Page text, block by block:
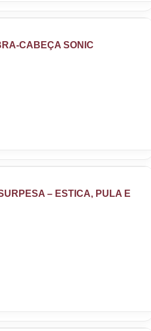
CABEÇA SONIC
– ESTICA, PULA E